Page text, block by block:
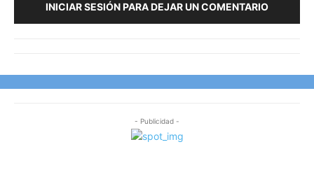
INICIAR SESIÓN PARA DEJAR UN COMENTARIO
- Publicidad -